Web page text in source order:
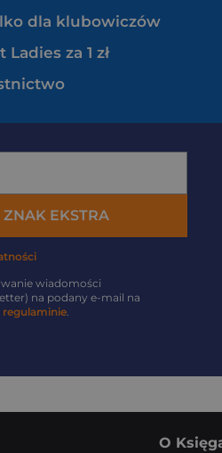
dla klubowiczów
za 1 zł
EKSTRA
wiadomości
na podany e-mail na
regulaminie
O